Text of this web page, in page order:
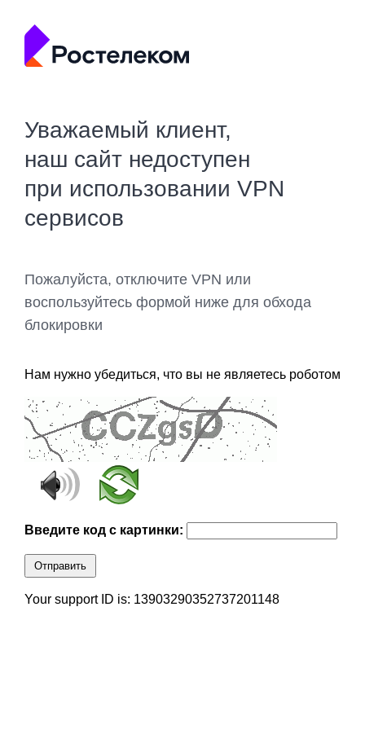
Уважаемый клиент,
наш сайт недоступен
при использовании VPN
сервисов
Пожалуйста, отключите VPN или
воспользуйтесь формой ниже для обхода
блокировки
Нам нужно убедиться, что вы не являетесь роботом
Введите код с картинки:
Отправить
Your support ID is: 13903290352737201148